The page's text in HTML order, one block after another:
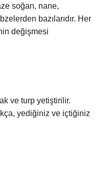
soğan, nane,
bazılarıdır. Her
değişmesi
ve turp yetiştirilir.
yediğiniz ve içtiğiniz